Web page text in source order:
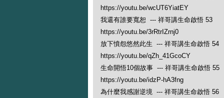
https://youtu.be/wcUT6YiatEY
我還有誰要寬恕 --- 祥哥講生命啟悟 53
https://youtu.be/3rRtrIZrnj0
放下憤怨悠然此生 --- 祥哥講生命啟悟 54
https://youtu.be/qZh_41GcoCY
生命開悟10個故事 --- 祥哥講生命啟悟 55
https://youtu.be/idzP-hA3fng
為什麼我感謝逆境 --- 祥哥講生命啟悟 56